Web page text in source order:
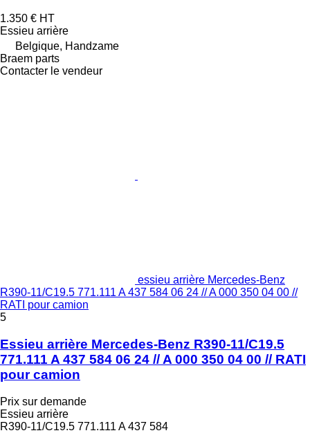
1.350 € HT
Essieu arrière
Belgique, Handzame
Braem parts
Contacter le vendeur
essieu arrière Mercedes-Benz
R390-11/C19.5 771.111 A 437 584 06 24 // A 000 350 04 00 //
RATI pour camion
5
Essieu arrière Mercedes-Benz R390-11/C19.5
771.111 A 437 584 06 24 // A 000 350 04 00 // RATI
pour camion
Prix sur demande
Essieu arrière
R390-11/C19.5 771.111 A 437 584